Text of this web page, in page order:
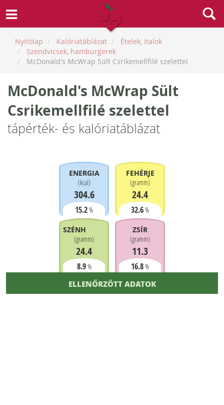
Nyitólap Kalóriatáblázat
Ételek, italok
Szendvicsek, hamburgerek
McDonald's McWrap Sült Csrikemellfilé szelettel
McDonald's McWrap Sült
Csrikemellfilé szelettel
tápérték- és kalóriatáblázat
ENERGIA
(kcal)
304.6
15.2%
FEHÉRJE
(gramm)
24.4
32.6%
SZÉNHIDRÁT
(gramm)
24.4
8.9%
ZSÍR
(gramm)
11.3
16.8%
ELLENŐRZÖTT ADATOK